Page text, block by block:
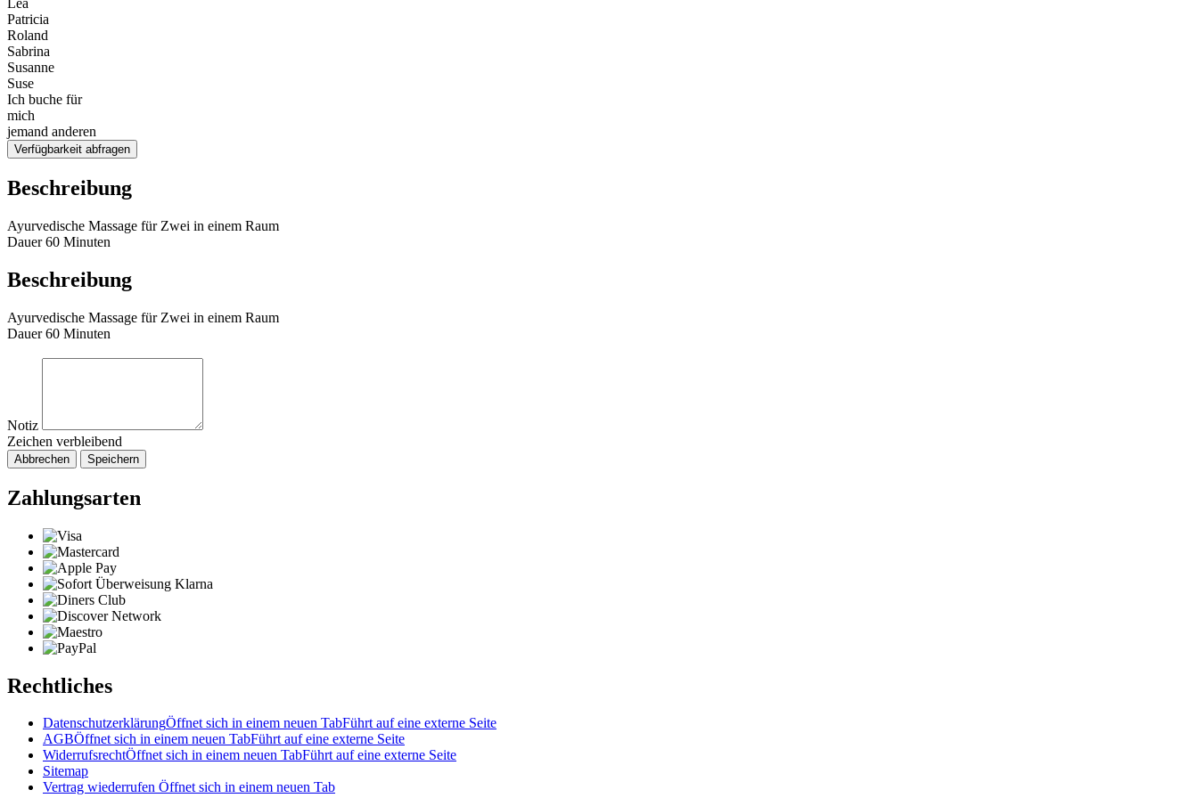
Lea
Patricia
Roland
Sabrina
Susanne
Suse
Ich buche für
mich
jemand anderen
Verfügbarkeit abfragen
Beschreibung
Ayurvedische Massage für Zwei in einem Raum
Dauer 60 Minuten
Beschreibung
Ayurvedische Massage für Zwei in einem Raum
Dauer 60 Minuten
Notiz
Zeichen verbleibend
Abbrechen Speichern
Zahlungsarten
Rechtliches
DatenschutzerklärungÖffnet sich in einem neuen TabFührt auf eine externe Seite
AGBÖffnet sich in einem neuen TabFührt auf eine externe Seite
WiderrufsrechtÖffnet sich in einem neuen TabFührt auf eine externe Seite
Sitemap
Vertrag wiederrufen Öffnet sich in einem neuen Tab